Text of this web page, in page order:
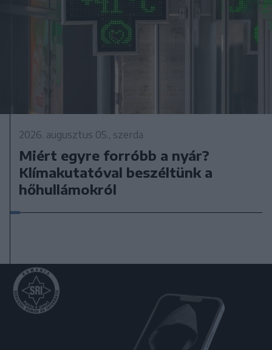
2026. augusztus 05., szerda
Miért egyre forróbb a nyár?
Klímakutatóval beszéltünk a
hőhullámokról